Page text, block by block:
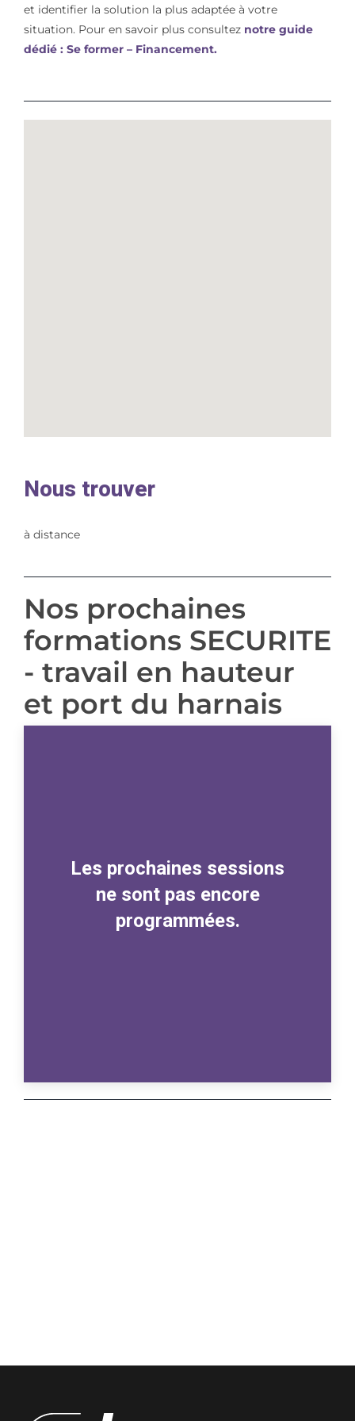
et identifier la solution la plus adaptée à votre
situation. Pour en savoir plus consulteznotre guide
dédié : Se former – Financement.
Nous trouver
à distance
Nos prochaines
formations SECURITE
- travail en hauteur
et port du harnais
Les prochaines sessions
ne sont pas encore
programmées.